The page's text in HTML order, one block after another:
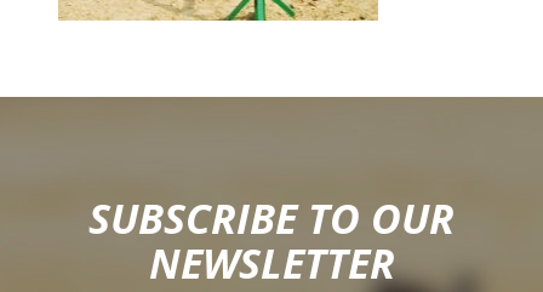
SUBSCRIBE TO OUR
NEWSLETTER